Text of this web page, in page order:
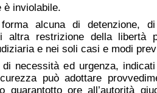
è inviolabile.
alcuna di detenzione,
altra restrizione della libertà
e nei soli casi e modi
necessità ed urgenza,
può adottare
quarantotto ore all’autorità